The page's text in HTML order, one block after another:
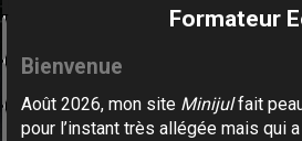
Formateur
Bienvenue
Août 2026, mon site Minijulfait
pour l’instant très allégéemais qui